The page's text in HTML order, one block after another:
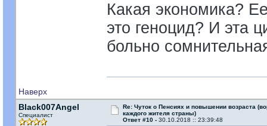
Какая экономика?
это геноцид? И эта
больно
Наверх
Black007Angel
Специалист
Re: Чуток о Пенсиях и повышении возраста
каждого жителя страны)
Ответ #10 - 30.10.2018 :: 23:39:48